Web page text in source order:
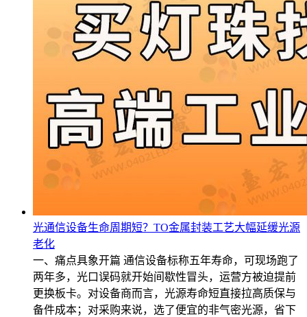
光通信设备生命周期短？TO金属封装工艺大幅延缓光源
老化
一、痛点具象开篇 通信设备标称五年寿命，可现场跑了
两年多，光口误码就开始间歇性冒头，运营方被迫提前
更换板卡。对设备商而言，光源寿命短直接拉高质保与
备件成本；对采购来说，选了便宜的非气密光源，省下